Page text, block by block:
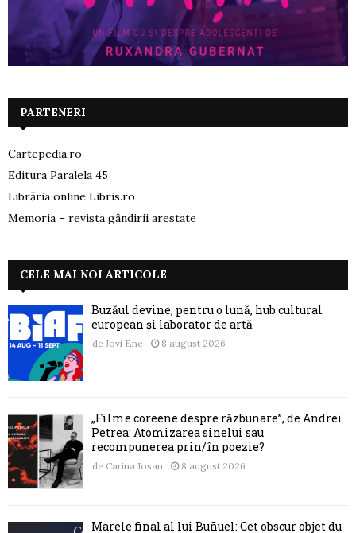
PARTENERI
Cartepedia.ro
Editura Paralela 45
Librăria online Libris.ro
Memoria – revista gândirii arestate
CELE MAI NOI ARTICOLE
Buzăul devine, pentru o lună, hub cultural
european și laborator de artă
de Jovi Ene 8 august 2026
„Filme coreene despre răzbunare”, de Andrei
Petrea: Atomizarea sinelui sau
recompunerea prin/în poezie?
de Carina Josan 8 august 2026
Marele final al lui Buñuel: Cet obscur objet du